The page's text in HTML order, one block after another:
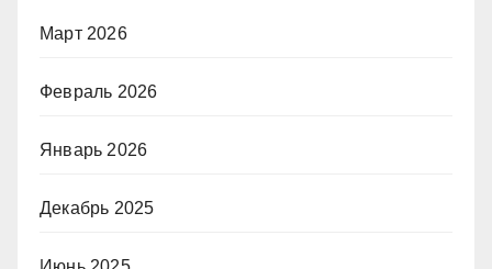
Март 2026
Февраль 2026
Январь 2026
Декабрь 2025